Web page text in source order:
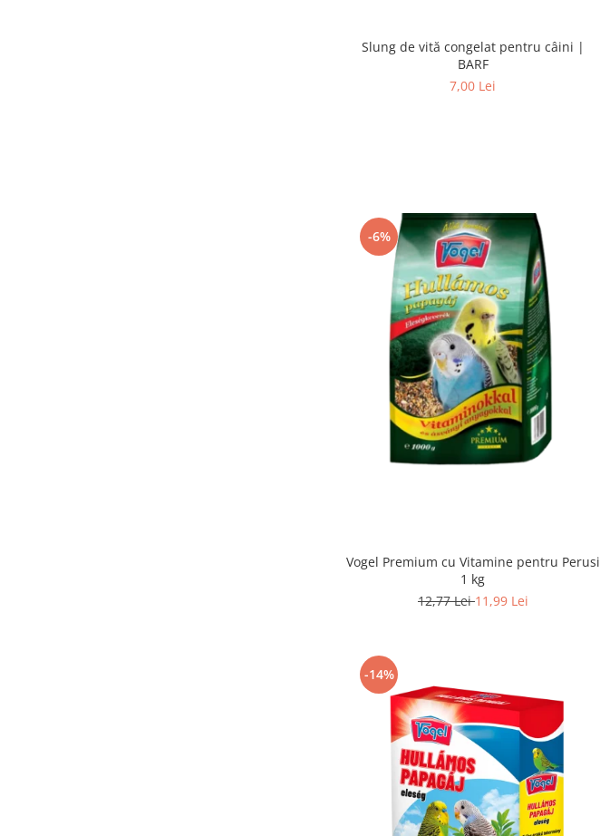
Slung de vită congelat pentru câini |
BARF
7,00 Lei
-6%
Vogel Premium cu Vitamine pentru Perusi
1 kg
12,77 Lei11,99 Lei
-14%